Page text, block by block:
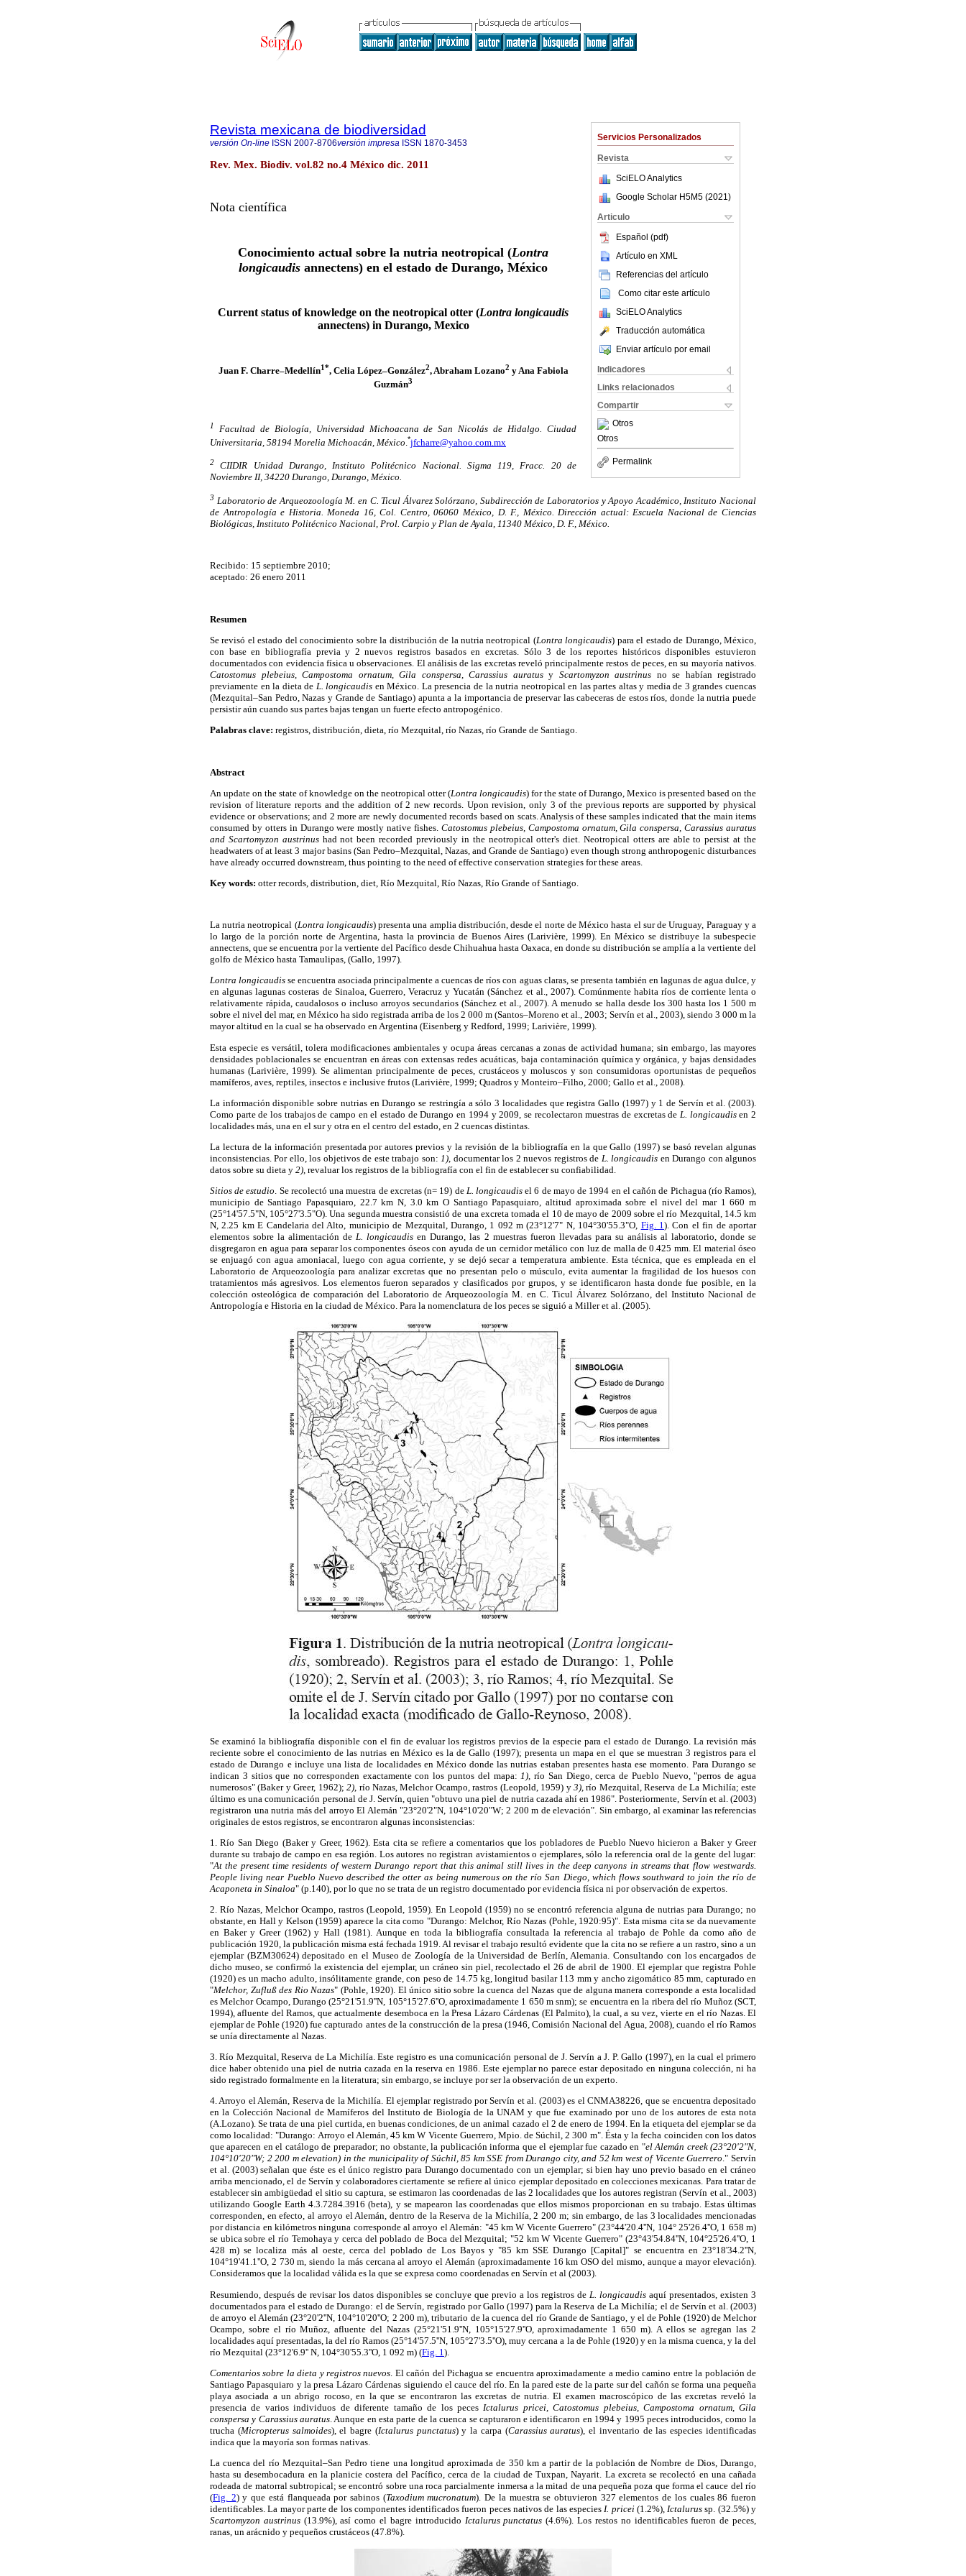
Servicios Personalizados
Revista
SciELO Analytics
Google Scholar H5M5 (2021 )
Articulo
Español (pdf)
Artículo en XML
Referencias del artículo
Como citar este artículo
SciELO Analytics
Traducción automática
Enviar artículo por email
Indicadores
Links relacionados
Compartir
Otros
Otros
Permalink
Revista mexicana de biodiversidad
versión On-line ISSN 2007-8706versión impresa ISSN 1870-3453
Rev. Mex. Biodiv. vol.82 no.4 México dic. 2011
Nota científica
Conocimiento actual sobre la nutria neotropical (Lontra
longicaudis annectens) en el estado de Durango, México
Current status of knowledge on the neotropical otter (Lontra longicaudis
annectens) in Durango, Mexico
Juan F. Charre–Medellín1*, Celia López–González2, Abraham Lozano2 y Ana Fabiola
Guzmán3
1
Facultad de Biología, Universidad Michoacana de San Nicolás de Hidalgo. Ciudad
Universitaria, 58194 Morelia Michoacán, México *jfcharre@yahoo.com.mx
2
CIIDIR Unidad Durango, Instituto Politécnico Nacional. Sigma 119, Fracc. 20 de
Noviembre II, 34220 Durango, Durango, México.
3 Laboratorio de Arqueozoología M. en C. Ticul Álvarez Solórzano, Subdirección de Laboratorios y Apoyo Académico, Instituto Nacional
de Antropología e Historia. Moneda 16, Col. Centro, 06060 México, D. F., México. Dirección actual: Escuela Nacional de Ciencias
Biológicas, Instituto Politécnico Nacional, Prol. Carpio y Plan de Ayala, 11340 México, D. F., México.
Recibido: 15 septiembre 2010;
aceptado: 26 enero 2011
Resumen
Se revisó el estado del conocimiento sobre la distribución de la nutria neotropical (Lontra longicaudis) para el estado de Durango, México,
con base en bibliografía previa y 2 nuevos registros basados en excretas. Sólo 3 de los reportes históricos disponibles estuvieron
documentados con evidencia física u observaciones. El análisis de las excretas reveló principalmente restos de peces, en su mayoría nativos.
Catostomus plebeius, Campostoma ornatum, Gila conspersa, Carassius auratusy Scartomyzon austrinus no se habían registrado
previamente en la dieta de L. longicaudis en México. La presencia de la nutria neotropical en las partes altas y media de 3 grandes cuencas
(Mezquital–San Pedro, Nazas y Grande de Santiago) apunta a la importancia de preservar las cabeceras de estos ríos, donde la nutria puede
persistir aún cuando sus partes bajas tengan un fuerte efecto antropogénico.
Palabras clave: registros, distribución, dieta, río Mezquital, río Nazas, río Grande de Santiago.
Abstract
An update on the state of knowledge on the neotropical otter (Lontra longicaudis) for the state of Durango, Mexico is presented based on the
revision of literature reports and the addition of 2 new records. Upon revision, only 3 of the previous reports are supported by physical
evidence or observations; and 2 more are newly documented records based on scats. Analysis of these samples indicated that the main items
consumed by otters in Durango were mostly native fishes. Catostomus plebeius, Campostoma ornatum, Gila conspersa, Carassius auratus
and Scartomyzon austrinus had not been recorded previously in the neotropical otter's diet. Neotropical otters are able to persist at the
headwaters of at least 3 major basins (San Pedro–Mezquital, Nazas, and Grande de Santiago) even though strong anthropogenic disturbances
have already occurred downstream, thus pointing to the need of effective conservation strategies for these areas.
Key words: otter records, distribution, diet, Río Mezquital, Río Nazas, Río Grande of Santiago.
La nutria neotropical (Lontra longicaudis) presenta una amplia distribución, desde el norte de México hasta el sur de Uruguay, Paraguay y a
lo largo de la porción norte de Argentina, hasta la provincia de Buenos Aires (Larivière, 1999). En México se distribuye la subespecie
annectens, que se encuentra por la vertiente del Pacífico desde Chihuahua hasta Oaxaca, en donde su distribución se amplía a la vertiente del
golfo de México hasta Tamaulipas, (Gallo, 1997).
Lontra longicaudis se encuentra asociada principalmente a cuencas de ríos con aguas claras, se presenta también en lagunas de agua dulce, y
en algunas lagunas costeras de Sinaloa, Guerrero, Veracruz y Yucatán (Sánchez et al., 2007). Comúnmente habita ríos de corriente lenta o
relativamente rápida, caudalosos o incluso arroyos secundarios (Sánchez et al., 2007). A menudo se halla desde los 300 hasta los 1 500 m
sobre el nivel del mar, en México ha sido registrada arriba de los 2 000 m (Santos–Moreno et al., 2003; Servín et al., 2003), siendo 3 000 m la
mayor altitud en la cual se ha observado en Argentina (Eisenberg y Redford, 1999; Larivière, 1999).
Esta especie es versátil, tolera modificaciones ambientales y ocupa áreas cercanas a zonas de actividad humana; sin embargo, las mayores
densidades poblacionales se encuentran en áreas con extensas redes acuáticas, baja contaminación química y orgánica, y bajas densidades
humanas (Larivière, 1999). Se alimentan principalmente de peces, crustáceos y moluscos y son consumidoras oportunistas de pequeños
mamíferos, aves, reptiles, insectos e inclusive frutos (Larivière, 1999; Quadros y Monteiro–Filho, 2000; Gallo et al., 2008).
La información disponible sobre nutrias en Durango se restringía a sólo 3 localidades que registra Gallo (1997) y 1 de Servín et al. (2003).
Como parte de los trabajos de campo en el estado de Durango en 1994 y 2009, se recolectaron muestras de excretas de L. longicaudisen 2
localidades más, una en el sur y otra en el centro del estado, en 2 cuencas distintas.
La lectura de la información presentada por autores previos y la revisión de la bibliografía en la que Gallo (1997) se basó revelan algunas
inconsistencias. Por ello, los objetivos de este trabajo son:1), documentar los 2 nuevos registros de L. longicaudis en Durango con algunos
datos sobre su dieta y 2), revaluar los registros de la bibliografía con el fin de establecer su confiabilidad.
Sitios de estudio. Se recolectó una muestra de excretas (n= 19) de L. longicaudis el 6 de mayo de 1994 en el cañón de Pichagua (río Ramos),
municipio de Santiago Papasquiaro, 22.7 km N, 3.0 km O Santiago Papasquiaro, altitud aproximada sobre el nivel del mar 1 660 m
(25°14'57.5"N, 105°27'3.5"O). Una segunda muestra consistió de una excreta tomada el 10 de mayo de 2009 sobre el río Mezquital, 14.5 km
N, 2.25 km E Candelaria del Alto, municipio de Mezquital, Durango, 1 092 m (23°12'7" N, 104°30'55.3"O, Fig. 1). Con el fin de aportar
elementos sobre la alimentación deL. longicaudis en Durango, las 2 muestras fueron llevadas para su análisis al laboratorio, donde se
disgregaron en agua para separar los componentes óseos con ayuda de un cernidor metálico con luz de malla de 0.425 mm. El material óseo
se enjuagó con agua amoniacal, luego con agua corriente, y se dejó secar a temperatura ambiente. Esta técnica, que es empleada en el
Laboratorio de Arqueozoología para analizar excretas que no presentan pelo o músculo, evita aumentar la fragilidad de los huesos con
tratamientos más agresivos. Los elementos fueron separados y clasificados por grupos, y se identificaron hasta donde fue posible, en la
colección osteológica de comparación del Laboratorio de Arqueozoología M. en C. Ticul Álvarez Solórzano, del Instituto Nacional de
Antropología e Historia en la ciudad de México. Para la nomenclatura de los peces se siguió a Miller et al. (2005).
Se examinó la bibliografía disponible con el fin de evaluar los registros previos de la especie para el estado de Durango. La revisión más
reciente sobre el conocimiento de las nutrias en México es la de Gallo (1997); presenta un mapa en el que se muestran 3 registros para el
estado de Durango e incluye una lista de localidades en México donde las nutrias estaban presentes hasta ese momento. Para Durango se
indican 3 sitios que no corresponden exactamente con los puntos del mapa: 1) , río San Diego, cerca de Pueblo Nuevo, "perros de agua
numerosos" (Baker y Greer, 1962);2) , río Nazas, Melchor Ocampo, rastros (Leopold, 1959) y3) , río Mezquital, Reserva de La Michilía; este
último es una comunicación personal de J. Servín, quien "obtuvo una piel de nutria cazada ahí en 1986". Posteriormente, Servín et al. (2003)
registraron una nutria más del arroyo El Alemán "23°20'2"N, 104°10'20"W; 2 200 m de elevación". Sin embargo, al examinar las referencias
originales de estos registros, se encontraron algunas inconsistencias:
1. Río San Diego (Baker y Greer, 1962). Esta cita se refiere a comentarios que los pobladores de Pueblo Nuevo hicieron a Baker y Greer
durante su trabajo de campo en esa región. Los autores no registran avistamientos o ejemplares, sólo la referencia oral de la gente del lugar:
"At the present time residents of western Durango report that this animal still lives in the deep canyons in streams that flow westwards.
People living near Pueblo Nuevo described the otter as being numerous on the río San Diego, which flows southward to join the río de
Acaponeta in Sinaloa" (p.140), por lo que no se trata de un registro documentado por evidencia física ni por observación de expertos.
2. Río Nazas, Melchor Ocampo, rastros (Leopold, 1959). En Leopold (1959) no se encontró referencia alguna de nutrias para Durango; no
obstante, en Hall y Kelson (1959) aparece la cita como "Durango: Melchor, Río Nazas (Pohle, 1920:95)". Esta misma cita se da nuevamente
en Baker y Greer (1962) y Hall (1981). Aunque en toda la bibliografía consultada la referencia al trabajo de Pohle da como año de
publicación 1920, la publicación misma está fechada 1919. Al revisar el trabajo resultó evidente que la cita no se refiere a un rastro, sino a un
ejemplar (BZM30624) depositado en el Museo de Zoología de la Universidad de Berlín, Alemania. Consultando con los encargados de
dicho museo, se confirmó la existencia del ejemplar, un cráneo sin piel, recolectado el 26 de abril de 1900. El ejemplar que registra Pohle
(1920) es un macho adulto, insólitamente grande, con peso de 14.75 kg, longitud basilar 113 mm y ancho zigomático 85 mm, capturado en
"Melchor, Zufluß des Rio Nazas" (Pohle, 1920). El único sitio sobre la cuenca del Nazas que de alguna manera corresponde a esta localidad
es Melchor Ocampo, Durango (25°21'51.9''N, 105°15'27.6''O, aproximadamente 1 650 m snm); se encuentra en la ribera del río Muñoz (SCT,
1994), afluente del Ramos, que actualmente desemboca en la Presa Lázaro Cárdenas (El Palmito), la cual, a su vez, vierte en el río Nazas. El
ejemplar de Pohle (1920) fue capturado antes de la construcción de la presa (1946, Comisión Nacional del Agua, 2008), cuando el río Ramos
se unía directamente al Nazas.
3. Río Mezquital, Reserva de La Michilía. Este registro es una comunicación personal de J. Servín a J. P. Gallo (1997), en la cual el primero
dice haber obtenido una piel de nutria cazada en la reserva en 1986. Este ejemplar no parece estar depositado en ninguna colección, ni ha
sido registrado formalmente en la literatura; sin embargo, se incluye por ser la observación de un experto.
4. Arroyo el Alemán, Reserva de la Michilía. El ejemplar registrado por Servín et al. (2003) es el CNMA38226, que se encuentra depositado
en la Colección Nacional de Mamíferos del Instituto de Biología de la UNAM y que fue examinado por uno de los autores de esta nota
(A.Lozano). Se trata de una piel curtida, en buenas condiciones, de un animal cazado el 2 de enero de 1994. En la etiqueta del ejemplar se da
como localidad: "Durango: Arroyo el Alemán, 45 km W Vicente Guerrero, Mpio. de Súchil, 2 300 m". Ésta y la fecha coinciden con los datos
que aparecen en el catálogo de preparador; no obstante, la publicación informa que el ejemplar fue cazado en "el Alemán creek (23°20'2"N,
104°10'20"W; 2 200 m elevation) in the municipality of Súchil, 85 km SSE from Durango city, and 52 km west of Vicente Guerrero." Servín
et al. (2003) señalan que éste es el único registro para Durango documentado con un ejemplar; si bien hay uno previo basado en el cráneo
arriba mencionado, el de Servín y colaboradores ciertamente se refiere al único ejemplar depositado en colecciones mexicanas. Para tratar de
establecer sin ambigüedad el sitio su captura, se estimaron las coordenadas de las 2 localidades que los autores registran (Servín et al., 2003)
utilizando Google Earth 4.3.7284.3916 (beta), y se mapearon las coordenadas que ellos mismos proporcionan en su trabajo. Estas últimas
corresponden, en efecto, al arroyo el Alemán, dentro de la Reserva de la Michilía, 2 200 m; sin embargo, de las 3 localidades mencionadas
por distancia en kilómetros ninguna corresponde al arroyo el Alemán: "45 km W Vicente Guerrero" (23°44'20.4''N, 104° 25'26.4''O, 1 658 m)
se ubica sobre el río Temohaya y cerca del poblado de Boca del Mezquital; "52 km W Vicente Guerrero" (23°43'54.84''N, 104°25'26.4''O, 1
428 m) se localiza más al oeste, cerca del poblado de Los Bayos y "85 km SSE Durango [Capital]" se encuentra en 23°18'34.2''N,
104°19'41.1''O, 2 730 m, siendo la más cercana al arroyo el Alemán (aproximadamente 16 km OSO del mismo, aunque a mayor elevación).
Consideramos que la localidad válida es la que se expresa como coordenadas en Servín et al (2003).
Resumiendo, después de revisar los datos disponibles se concluye que previo a los registros de L. longicaudis aquí presentados, existen 3
documentados para el estado de Durango: el de Servín, registrado por Gallo (1997) para la Reserva de La Michilía; el de Servín et al. (2003)
de arroyo el Alemán (23°20'2''N, 104°10'20''O; 2 200 m), tributario de la cuenca del río Grande de Santiago, y el de Pohle (1920) de Melchor
Ocampo, sobre el río Muñoz, afluente del Nazas (25°21'51.9''N, 105°15'27.9''O, aproximadamente 1 650 m). A ellos se agregan las 2
localidades aquí presentadas, la del río Ramos (25°14'57.5''N, 105°27'3.5''O), muy cercana a la de Pohle (1920) y en la misma cuenca, y la del
río Mezquital (23°12'6.9'' N, 104°30'55.3''O, 1 092 m) (Fig. 1 ).
Comentarios sobre la dieta y registros nuevos . El cañón del Pichagua se encuentra aproximadamente a medio camino entre la población de
Santiago Papasquiaro y la presa Lázaro Cárdenas siguiendo el cauce del río. En la pared este de la parte sur del cañón se forma una pequeña
playa asociada a un abrigo rocoso, en la que se encontraron las excretas de nutria. El examen macroscópico de las excretas reveló la
presencia de varios individuos de diferente tamaño de los peces Ictalurus pricei, Catostomus plebeius, Campostoma ornatum, Gila
conspersa y Carassius auratus. Aunque en esta parte de la cuenca se capturaron e identificaron en 1994 y 1995 peces introducidos, como la
trucha (Micropterus salmoides), el bagre (Ictalurus punctatus) y la carpa (Carassius auratus), el inventario de las especies identificadas
indica que la mayoría son formas nativas.
La cuenca del río Mezquital–San Pedro tiene una longitud aproximada de 350 km a partir de la población de Nombre de Dios, Durango,
hasta su desembocadura en la planicie costera del Pacífico, cerca de la ciudad de Tuxpan, Nayarit. La excreta se recolectó en una cañada
rodeada de matorral subtropical; se encontró sobre una roca parcialmente inmersa a la mitad de una pequeña poza que forma el cauce del río
(Fig. 2) y que está flanqueada por sabinos (Taxodium mucronatum). De la muestra se obtuvieron 327 elementos de los cuales 86 fueron
identificables. La mayor parte de los componentes identificados fueron peces nativos de las especies I. pricei(1.2%), Ictalurus sp. (32.5%) y
Scartomyzon austrinus(13.9%), así como el bagre introducido Ictalurus punctatus (4.6%). Los restos no identificables fueron de peces,
ranas, un arácnido y pequeños crustáceos (47.8%).